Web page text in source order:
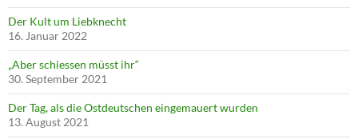
Der Kult um Liebknecht
16. Januar 2022
„Aber schiessen müsst ihr“
30. September 2021
Der Tag, als die Ostdeutschen eingemauert wurden
13. August 2021